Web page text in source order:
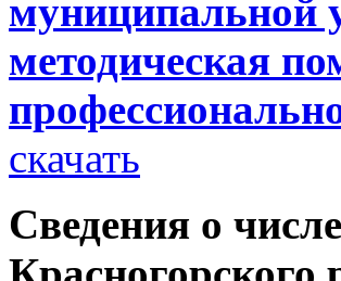
муниципальной
методическая
скачать
Сведения о